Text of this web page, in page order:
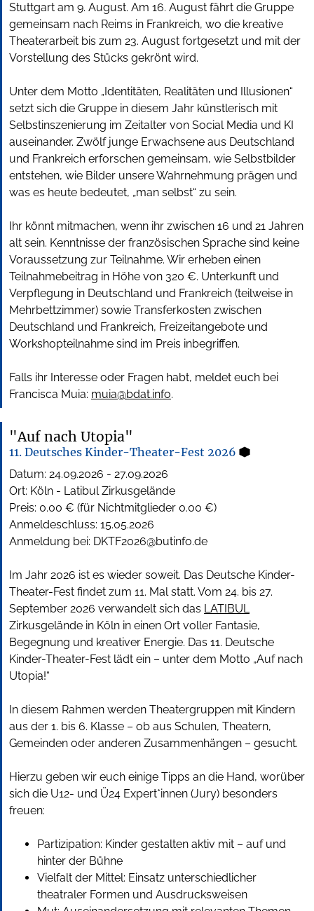
Stuttgart am 9. August. Am 16. August fährt die Gruppe
gemeinsam nach Reims in Frankreich, wo die kreative
Theaterarbeit bis zum 23. August fortgesetzt und mit der
Vorstellung des Stücks gekrönt wird.
Unter dem Motto „Identitäten, Realitäten und Illusionen“
setzt sich die Gruppe in diesem Jahr künstlerisch mit
Selbstinszenierung im Zeitalter von Social Media und KI
auseinander. Zwölf junge Erwachsene aus Deutschland
und Frankreich erforschen gemeinsam, wie Selbstbilder
entstehen, wie Bilder unsere Wahrnehmung prägen und
was es heute bedeutet, „man selbst“ zu sein.
Ihr könnt mitmachen, wenn ihr zwischen 16 und 21 Jahren
alt sein. Kenntnisse der französischen Sprache sind keine
Voraussetzung zur Teilnahme. Wir erheben einen
Teilnahmebeitrag in Höhe von 320 €. Unterkunft und
Verpflegung in Deutschland und Frankreich (teilweise in
Mehrbettzimmer) sowie Transferkosten zwischen
Deutschland und Frankreich, Freizeitangebote und
Workshopteilnahme sind im Preis inbegriffen.
Falls ihr Interesse oder Fragen habt, meldet euch bei
Francisca Muia: muia@bdat.info.
"Auf nach Utopia"
11. Deutsches Kinder-Theater-Fest 2026
Datum: 24.09.2026 - 27.09.2026
Ort: Köln - Latibul Zirkusgelände
Preis: 0.00 € (für Nichtmitglieder 0.00 €)
Anmeldeschluss: 15.05.2026
Anmeldung bei: DKTF2026@butinfo.de
Im Jahr 2026 ist es wieder soweit. Das Deutsche Kinder-
Theater-Fest findet zum 11. Mal statt. Vom 24. bis 27.
September 2026 verwandelt sich das LATIBUL
Zirkusgelände in Köln in einen Ort voller Fantasie,
Begegnung und kreativer Energie. Das 11. Deutsche
Kinder-Theater-Fest lädt ein – unter dem Motto „Auf nach
Utopia!“
In diesem Rahmen werden Theatergruppen mit Kindern
aus der 1. bis 6. Klasse – ob aus Schulen, Theatern,
Gemeinden oder anderen Zusammenhängen – gesucht.
Hierzu geben wir euch einige Tipps an die Hand, worüber
sich die U12- und Ü24 Expert*innen (Jury) besonders
freuen:
Partizipation: Kinder gestalten aktiv mit – auf und
hinter der Bühne
Vielfalt der Mittel: Einsatz unterschiedlicher
theatraler Formen und Ausdrucksweisen